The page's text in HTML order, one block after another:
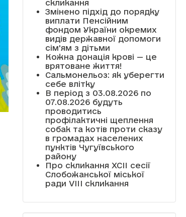
скликання
Змінено підхід до порядку
виплати Пенсійним
фондом України окремих
видів державної допомоги
сім'ям з дітьми
Кожна донація крові — це
врятоване життя!
Сальмонельоз: як уберегти
себе влітку
В період з 03.08.2026 по
07.08.2026 будуть
проводитись
профілактичні щеплення
собак та котів проти сказу
в громадах населених
пунктів Чугуївського
району
Про скликання XCII сесії
Слобожанської міської
ради VIII скликання